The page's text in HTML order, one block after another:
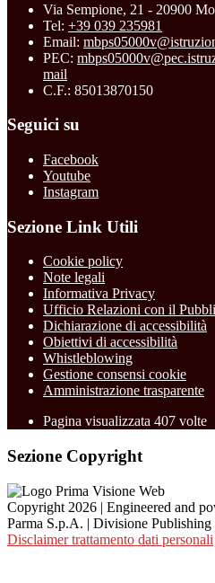
Via Sempione, 21 - 20900
Tel: +39 039 235981
Email:
PEC:
mail
C.F.: 85013870150
Seguici su
Facebook
Youtube
Instagram
Sezione Link Utili
Cookie policy
Note legali
Informativa Privacy
Ufficio Relazioni con il
Dichiarazione di accessibilità
Obiettivi di accessibilità
Whistleblowing
Gestione consensi cookie
Amministrazione trasparente
Pagina visualizzata 407 volte
Sezione Copyright
Copyright 2026 | Engineered and
Parma S.p.A. | Divisione
Disclaimer trattamento dati personali